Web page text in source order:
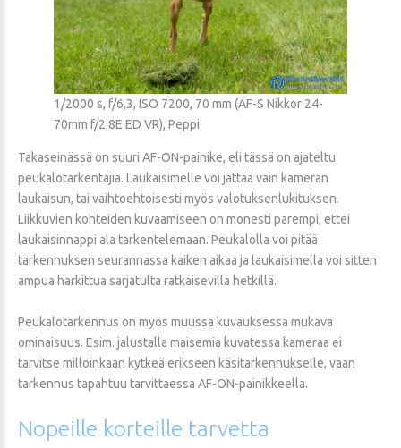
1/2000 s, f/6,3, ISO 7200, 70 mm (AF-S Nikkor 24-
70mm f/2.8E ED VR), Peppi
Takaseinässä on suuri AF-ON-painike, eli tässä on ajateltu
peukalotarkentajia. Laukaisimelle voi jättää vain kameran
laukaisun, tai vaihtoehtoisesti myös valotuksenlukituksen.
Liikkuvien kohteiden kuvaamiseen on monesti parempi, ettei
laukaisinnappi ala tarkentelemaan. Peukalolla voi pitää
tarkennuksen seurannassa kaiken aikaa ja laukaisimella voi sitten
ampua harkittua sarjatulta ratkaisevilla hetkillä.
Peukalotarkennus on myös muussa kuvauksessa mukava
ominaisuus. Esim. jalustalla maisemia kuvatessa kameraa ei
tarvitse milloinkaan kytkeä erikseen käsitarkennukselle, vaan
tarkennus tapahtuu tarvittaessa AF-ON-painikkeella.
Nopeille korteille tarvetta